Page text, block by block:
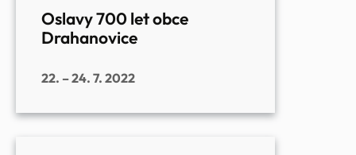
Oslavy 700 let obce
Drahanovice
22. – 24. 7. 2022